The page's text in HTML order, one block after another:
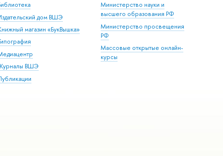
дом ВШЭ
магазин «БукВышка»
ВШЭ
Министерство науки и
высшего образования РФ
Министерство просвещения
РФ
Массовые открытые онлайн-
курсы